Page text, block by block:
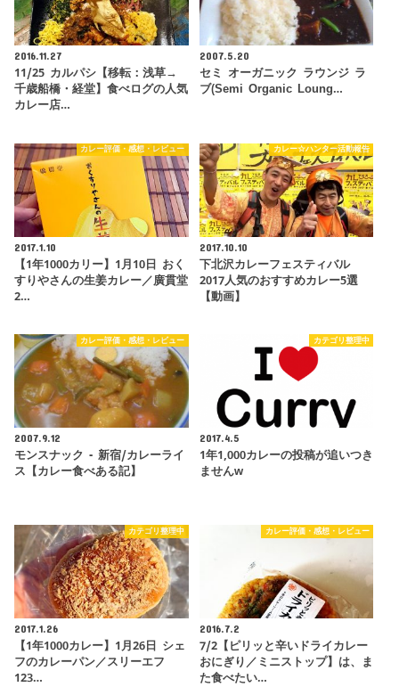
2016.11.27
11/25 カルパシ【移転：浅草→
千歳船橋・経堂】食べログの人気
カレー店…
2007.5.20
セミ オーガニック ラウンジ ラ
ブ(Semi Organic Loung…
カレー評価・感想・レビュー
2017.1.10
【1年1000カリー】1月10日 おく
すりやさんの生姜カレー／廣貫堂
2…
カレー☆ハンター活動報告
2017.10.10
下北沢カレーフェスティバル
2017人気のおすすめカレー5選
【動画】
カレー評価・感想・レビュー
2007.9.12
モンスナック - 新宿/カレーライ
ス【カレー食べある記】
カテゴリ整理中
2017.4.5
1年1,000カレーの投稿が追いつき
ませんw
カテゴリ整理中
2017.1.26
【1年1000カレー】1月26日 シェ
フのカレーパン／スリーエフ
123…
カレー評価・感想・レビュー
2016.7.2
7/2【ピリッと辛いドライカレー
おにぎり／ミニストップ】は、ま
た食べたい…